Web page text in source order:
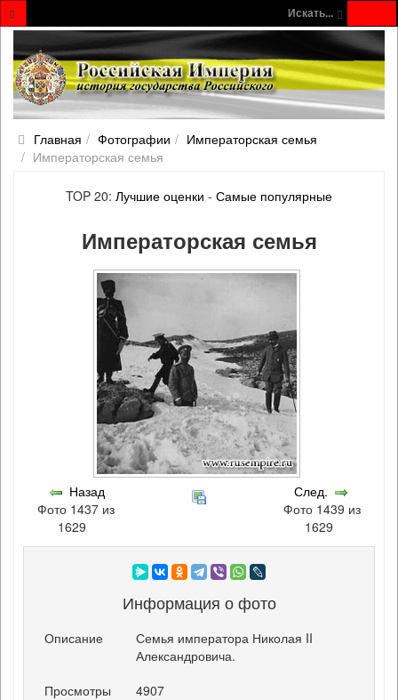
Искать...
Главная Фотографии
Императорская семья
Императорская семья
TOP 20: Лучшие оценки - Самые популярные
Императорская семья
Назад
Фото 1437 из
1629
След.
Фото 1439 из
1629
Информация о фото
Описание
Семья императора Николая II
Александровича.
Просмотры
4907